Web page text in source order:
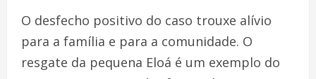
O desfecho positivo do caso trouxe alívio
para a família e para a comunidade. O
resgate da pequena Eloá é um exemplo do